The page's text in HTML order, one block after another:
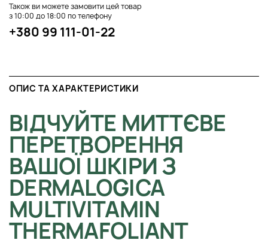
Також ви можете замовити цей товар
з 10:00 до 18:00 по телефону
+380 99 111-01-22
ОПИС ТА ХАРАКТЕРИСТИКИ
ВІДЧУЙТЕ МИТТЄВЕ
ПЕРЕТВОРЕННЯ
ВАШОЇ ШКІРИ З
DERMALOGICA
MULTIVITAMIN
THERMAFOLIANT